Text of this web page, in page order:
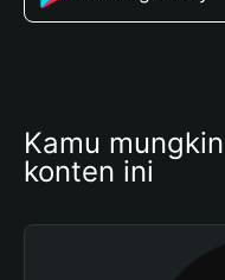
Kamu
konten ini